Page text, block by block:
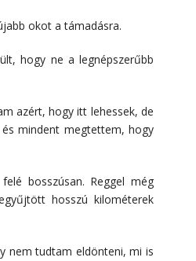
okot a támadásra.
hogy ne a legnépszerűbb
azért, hogy itt lehessek, de
mindent megtettem, hogy
bosszúsan. Reggel még
hosszú kilométerek
nem tudtam eldönteni, mi is